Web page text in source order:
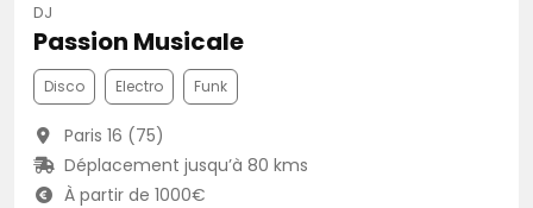
DJ
Passion Musicale
Disco Electro Funk
Paris 16 (75)
Déplacement jusqu’à 80 kms
À partir de 1000€